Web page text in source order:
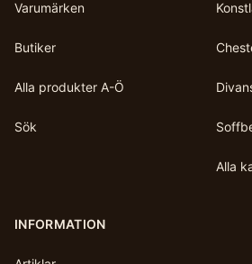
Varumärken
Butiker
Alla produkter A-Ö
Sök
Alla
INFORMATION